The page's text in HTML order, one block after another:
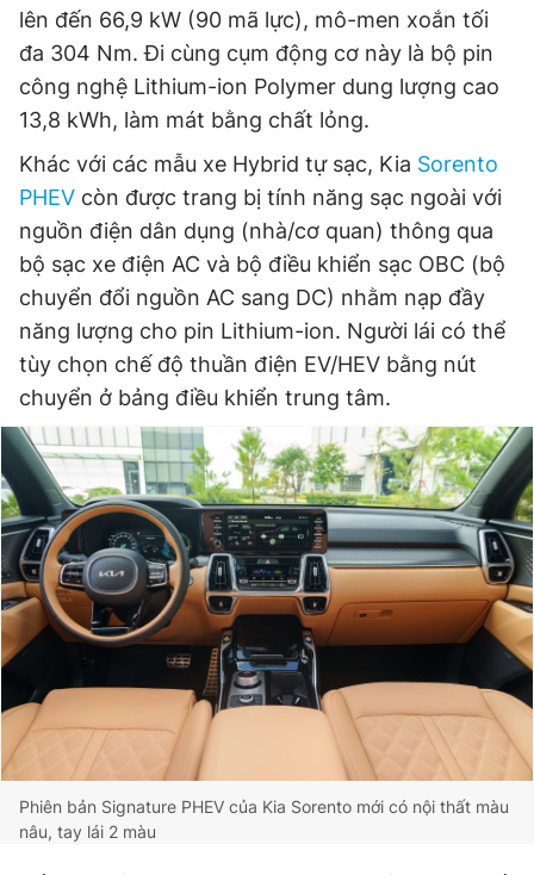
lên đến 66,9 kW (90 mã lực), mô-men xoắn tối
đa 304 Nm. Đi cùng cụm động cơ này là bộ pin
công nghệ Lithium-ion Polymer dung lượng cao
13,8 kWh, làm mát bằng chất lỏng.
Khác với các mẫu xe Hybrid tự sạc, Kia Sorento
PHEV còn được trang bị tính năng sạc ngoài với
nguồn điện dân dụng (nhà/cơ quan) thông qua
bộ sạc xe điện AC và bộ điều khiển sạc OBC (bộ
chuyển đổi nguồn AC sang DC) nhằm nạp đầy
năng lượng cho pin Lithium-ion. Người lái có thể
tùy chọn chế độ thuần điện EV/HEV bằng nút
chuyển ở bảng điều khiển trung tâm.
Phiên bản Signature PHEV của Kia Sorento mới có nội thất màu
nâu, tay lái 2 màu